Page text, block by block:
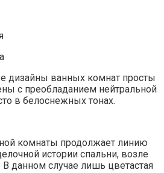
дизайны ванных комнат просты
с преобладанием нейтральной
в белоснежных тонах.
комнаты продолжает линию
истории спальни, возле
данном случае лишь цветастая